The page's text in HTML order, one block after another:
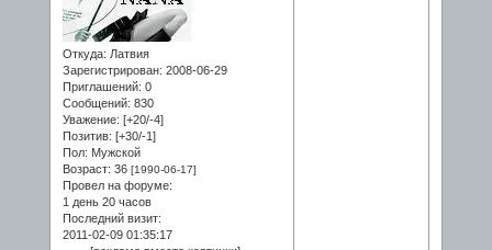
Откуда: Латвия
Зарегистрирован: 2008-06-29
Приглашений: 0
Сообщений: 830
Уважение: [+20/-4]
Позитив: [+30/-1]
Пол: Мужской
Возраст: 36 [1990-06-17]
Провел на форуме:
1 день 20 часов
Последний визит:
2011-02-09 01:35:17